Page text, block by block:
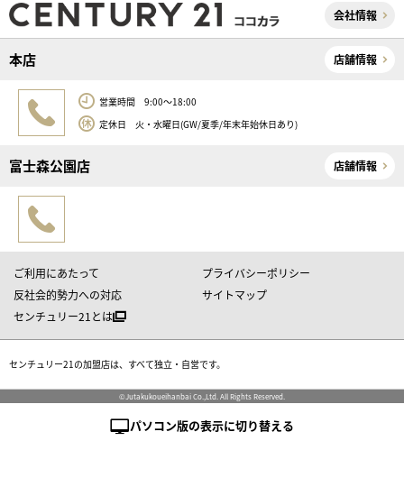
会社情報
本店 店舗情報
営業時間 9:00～18:00
定休日 火・水曜日(GW/夏季/年末年始休日あり)
富士森公園店 店舗情報
ご利用にあたって
プライバシーポリシー
反社会的勢力への対応
サイトマップ
センチュリー21とは
センチュリー21の加盟店は、すべて独立・自営です。
©Jutakukoueihanbai Co.,Ltd. All Rights Reserved.
パソコン版の表示に切り替える